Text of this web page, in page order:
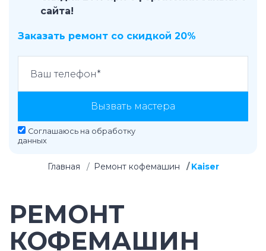
сайта!
Заказать ремонт со скидкой 20%
Вызвать мастера
Соглашаюсь на обработку
данных
Главная Ремонт кофемашин Kaiser
РЕМОНТ
КОФЕМАШИН